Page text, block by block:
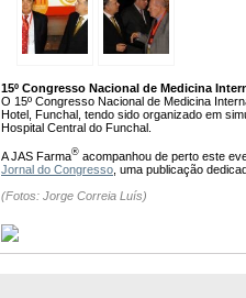
15º Congresso Nacional de Medicina
O 15º Congresso Nacional de Medicina
Hotel, Funchal, tendo sido organizado em
Hospital Central do Funchal.
A JAS Farma® acompanhou de perto este
Jornal do Congresso , uma publicação
(Fotos: Jorge Correia Luís)